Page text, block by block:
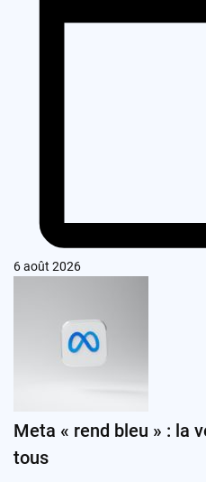
6 août 2026
Meta « rend bleu » : la
tous